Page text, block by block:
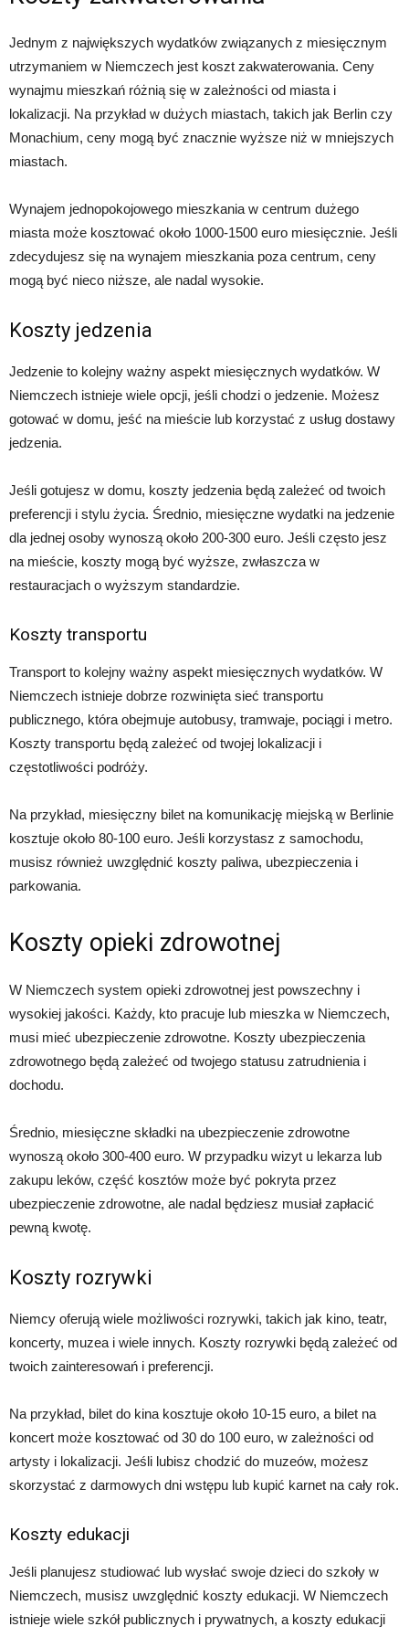
Jednym z największych wydatków związanych z miesięcznym
utrzymaniem w Niemczech jest koszt zakwaterowania. Ceny
wynajmu mieszkań różnią się w zależności od miasta i
lokalizacji. Na przykład w dużych miastach, takich jak Berlin czy
Monachium, ceny mogą być znacznie wyższe niż w mniejszych
miastach.
Wynajem jednopokojowego mieszkania w centrum dużego
miasta może kosztować około 1000-1500 euro miesięcznie. Jeśli
zdecydujesz się na wynajem mieszkania poza centrum, ceny
mogą być nieco niższe, ale nadal wysokie.
Koszty jedzenia
Jedzenie to kolejny ważny aspekt miesięcznych wydatków. W
Niemczech istnieje wiele opcji, jeśli chodzi o jedzenie. Możesz
gotować w domu, jeść na mieście lub korzystać z usług dostawy
jedzenia.
Jeśli gotujesz w domu, koszty jedzenia będą zależeć od twoich
preferencji i stylu życia. Średnio, miesięczne wydatki na jedzenie
dla jednej osoby wynoszą około 200-300 euro. Jeśli często jesz
na mieście, koszty mogą być wyższe, zwłaszcza w
restauracjach o wyższym standardzie.
Koszty transportu
Transport to kolejny ważny aspekt miesięcznych wydatków. W
Niemczech istnieje dobrze rozwinięta sieć transportu
publicznego, która obejmuje autobusy, tramwaje, pociągi i metro.
Koszty transportu będą zależeć od twojej lokalizacji i
częstotliwości podróży.
Na przykład, miesięczny bilet na komunikację miejską w Berlinie
kosztuje około 80-100 euro. Jeśli korzystasz z samochodu,
musisz również uwzględnić koszty paliwa, ubezpieczenia i
parkowania.
Koszty opieki zdrowotnej
W Niemczech system opieki zdrowotnej jest powszechny i
wysokiej jakości. Każdy, kto pracuje lub mieszka w Niemczech,
musi mieć ubezpieczenie zdrowotne. Koszty ubezpieczenia
zdrowotnego będą zależeć od twojego statusu zatrudnienia i
dochodu.
Średnio, miesięczne składki na ubezpieczenie zdrowotne
wynoszą około 300-400 euro. W przypadku wizyt u lekarza lub
zakupu leków, część kosztów może być pokryta przez
ubezpieczenie zdrowotne, ale nadal będziesz musiał zapłacić
pewną kwotę.
Koszty rozrywki
Niemcy oferują wiele możliwości rozrywki, takich jak kino, teatr,
koncerty, muzea i wiele innych. Koszty rozrywki będą zależeć od
twoich zainteresowań i preferencji.
Na przykład, bilet do kina kosztuje około 10-15 euro, a bilet na
koncert może kosztować od 30 do 100 euro, w zależności od
artysty i lokalizacji. Jeśli lubisz chodzić do muzeów, możesz
skorzystać z darmowych dni wstępu lub kupić karnet na cały rok.
Koszty edukacji
Jeśli planujesz studiować lub wysłać swoje dzieci do szkoły w
Niemczech, musisz uwzględnić koszty edukacji. W Niemczech
istnieje wiele szkół publicznych i prywatnych, a koszty edukacji